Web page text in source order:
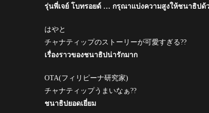
รุ่นพี่เจย์ โบทรอยด์ … กรุณาแบ่งความสูงให้ชนาธิปด้
はやと
‏チャナティップのストーリーが可愛すぎる??
เรื่องราวของชนาธิปน่ารักมาก
OTA(フィリピーナ研究家)
チャナティップうまいなぁ??
ชนาธิปยอดเยี่ยม